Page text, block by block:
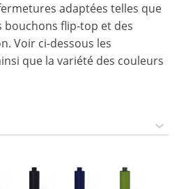
adaptées telles que
bouchons flip-top et des
Voir ci-dessous les
que la variété des couleurs